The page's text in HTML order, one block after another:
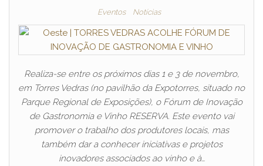
Eventos Notícias
Realiza-se entre os próximos dias 1 e 3 de novembro,
em Torres Vedras (no pavilhão da Expotorres, situado no
Parque Regional de Exposições), o Fórum de Inovação
de Gastronomia e Vinho RESERVA. Este evento vai
promover o trabalho dos produtores locais, mas
também dar a conhecer iniciativas e projetos
inovadores associados ao vinho e à…